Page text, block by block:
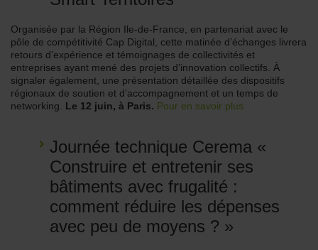
Organisée par la Région Ile-de-France, en partenariat avec le
pôle de compétitivité Cap Digital, cette matinée d’échanges livrera
retours d’expérience et témoignages de collectivités et
entreprises ayant mené des projets d’innovation collectifs. À
signaler également, une présentation détaillée des dispositifs
régionaux de soutien et d’accompagnement et un temps de
networking. Le 12 juin, à Paris. Pour en savoir plus
Journée technique Cerema «
Construire et entretenir ses
bâtiments avec frugalité :
comment réduire les dépenses
avec peu de moyens ? »